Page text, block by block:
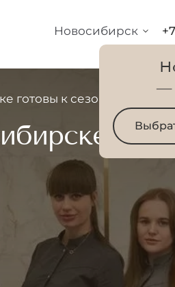
Новосибирск
—
готовы к сезону и новым